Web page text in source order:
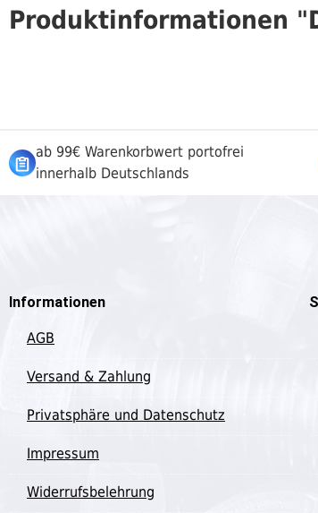
Produktinformationen
ab 99€ Warenkorbwert portofrei
innerhalb Deutschlands
Informationen
AGB
Versand & Zahlung
Privatsphäre und Datenschutz
Impressum
Widerrufsbelehrung